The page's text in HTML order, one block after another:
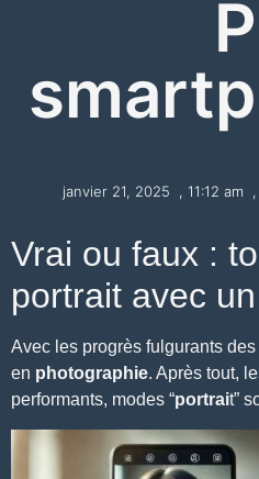
janvier 21, 2025 , 11:12 am ,
Vrai ou faux :
portrait avec
Avec les progrès fulgurants des
en photographie. Après tout,
performants, modes “portrait”